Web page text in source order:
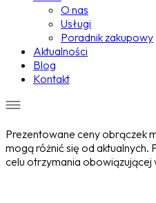
O nas
Usługi
Poradnik zakupowy
Aktualności
Blog
Kontakt
Prezentowane ceny obrączek
mogą różnić się od aktualnych.
celu otrzymania obowiązującej